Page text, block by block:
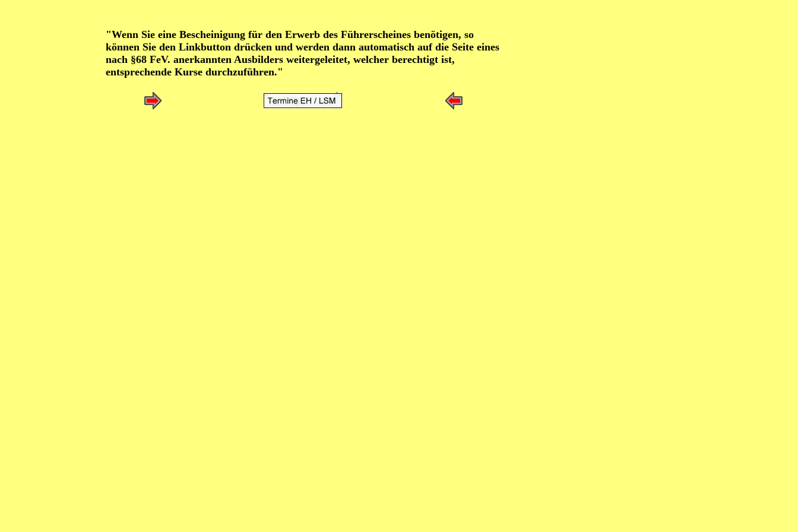
"Wenn Sie eine Bescheinigung für den Erwerb des Führerscheines benötigen, so
können Sie den Linkbutton drücken und werden dann automatisch auf die Seite eines
nach §68 FeV. anerkannten Ausbilders weitergeleitet, welcher berechtigt ist,
entsprechende Kurse durchzuführen."